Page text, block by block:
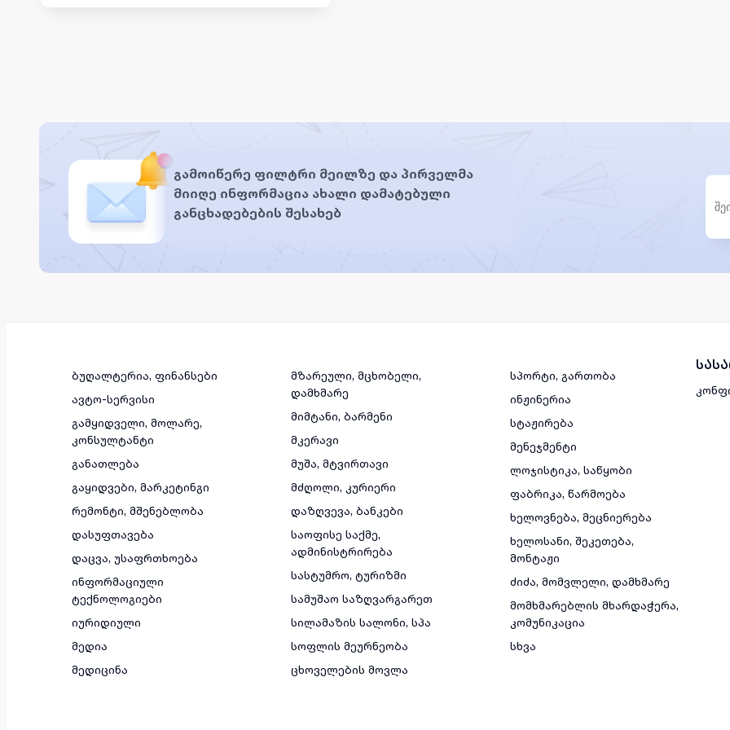
გამოიწერე ფილტრი მეილზე და პირველმა
მიიღე ინფორმაცია ახალი დამატებული
განცხადებების შესახებ
ბუღალტერია, ფინანსები
ავტო-სერვისი
გამყიდველი, მოლარე,
კონსულტანტი
განათლება
გაყიდვები, მარკეტინგი
რემონტი, მშენებლობა
დასუფთავება
დაცვა, უსაფრთხოება
ინფორმაციული
ტექნოლოგიები
იურიდიული
მედია
მედიცინა
მზარეული, მცხობელი,
დამხმარე
მიმტანი, ბარმენი
მკერავი
მუშა, მტვირთავი
მძღოლი, კურიერი
დაზღვევა, ბანკები
საოფისე საქმე,
ადმინისტრირება
სასტუმრო, ტურიზმი
სამუშაო საზღვარგარეთ
სილამაზის სალონი, სპა
სოფლის მეურნეობა
ცხოველების მოვლა
სპორტი, გართობა
ინჟინერია
სტაჟირება
მენეჯმენტი
ლოჯისტიკა, საწყობი
ფაბრიკა, წარმოება
ხელოვნება, მეცნიერება
ხელოსანი, შეკეთება,
მონტაჟი
ძიძა, მომვლელი, დამხმარე
მომხმარებლის მხარდაჭერა,
კომუნიკაცია
სხვა